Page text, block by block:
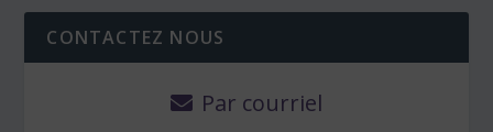
CONTACTEZ NOUS
Par courriel